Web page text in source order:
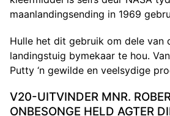
maanlandingsending in 1969
Hulle het dit gebruik om dele van
landingstuig bymekaar te hou.
Putty ‘n gewilde en veelsydige
V20-UITVINDER MNR.
ONBESONGE HELD AGTER